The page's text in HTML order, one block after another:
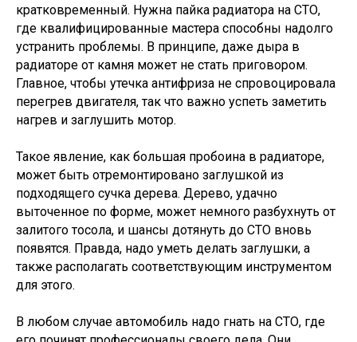
кратковременный. Нужна пайка радиатора на СТО,
где квалифицированные мастера способны надолго
устранить проблемы. В принципе, даже дыра в
радиаторе от камня может не стать приговором.
Главное, чтобы утечка антифриза не спровоцировала
перегрев двигателя, так что важно успеть заметить
нагрев и заглушить мотор.
Такое явление, как большая пробоина в радиаторе,
может быть отремонтировано заглушкой из
подходящего сучка дерева. Дерево, удачно
выточенное по форме, может немного разбухнуть от
залитого тосола, и шансы дотянуть до СТО вновь
появятся. Правда, надо уметь делать заглушки, а
также располагать соответствующим инструментом
для этого.
В любом случае автомобиль надо гнать на СТО, где